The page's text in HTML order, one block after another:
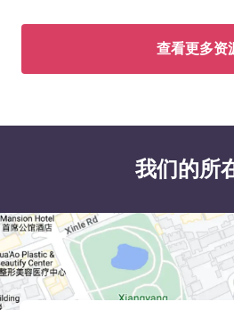
查看更多资
我们的所